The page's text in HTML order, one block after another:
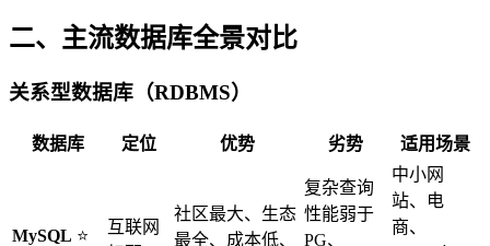
二、主流数据库全景对比
关系型数据库（RDBMS）
数据库 定位 优势 劣势 适用场景
MySQL ⭐
互联网
社区最大、生态
最全、成本低、
复杂查询
性能弱于
PG、
中小网
站、电
商、